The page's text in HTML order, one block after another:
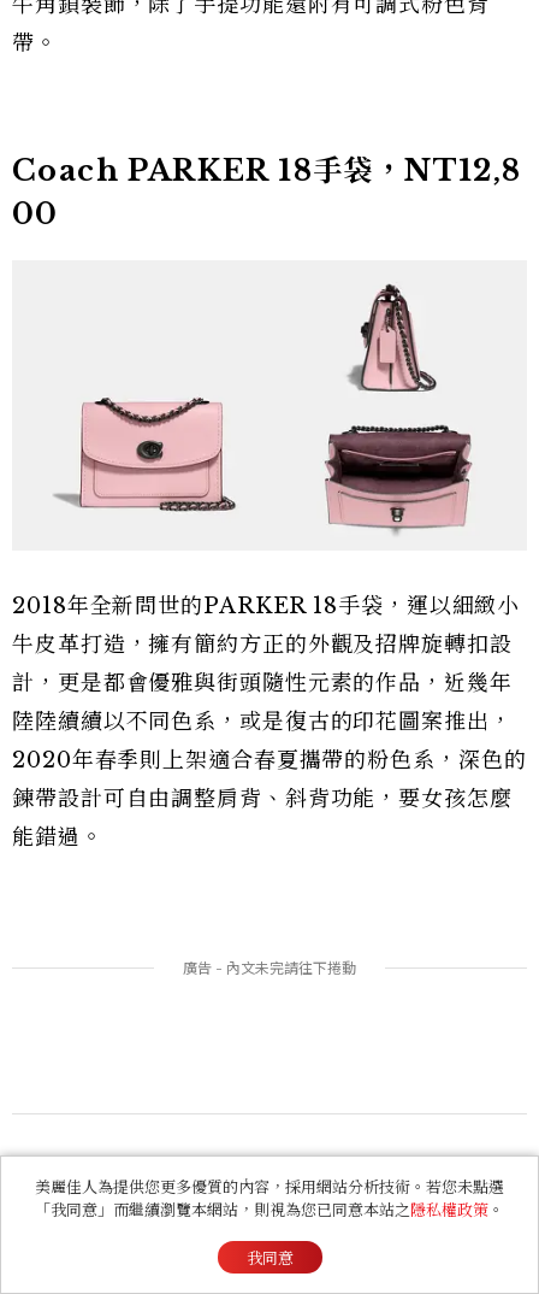
帶。
Coach PARKER 18手袋，NT12,8
00
2018年全新問世的PARKER 18手袋，運以細緻小
牛皮革打造，擁有簡約方正的外觀及招牌旋轉扣設
計，更是都會優雅與街頭隨性元素的作品，近幾年
陸陸續續以不同色系，或是復古的印花圖案推出，
2020年春季則上架適合春夏攜帶的粉色系，深色的
鍊帶設計可自由調整肩背、斜背功能，要女孩怎麼
能錯過。
Coach PARKER斜揹包，NT12,8
00
美麗佳人為提供您更多優質的內容，採用網站分析技術。若您未點選
「我同意」而繼續瀏覽本網站，則視為您已同意本站之隱私權政策 。
我同意